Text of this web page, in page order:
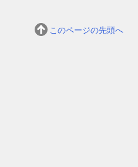
このページの先頭へ